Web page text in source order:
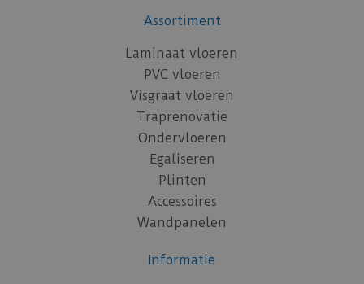
Assortiment
Laminaat vloeren
PVC vloeren
Visgraat vloeren
Traprenovatie
Ondervloeren
Egaliseren
Plinten
Accessoires
Wandpanelen
Informatie